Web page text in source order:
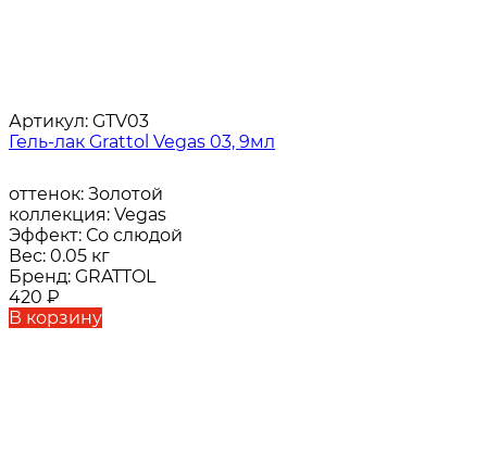
Артикул: GTV03
Гель-лак Grattol Vegas 03, 9мл
оттенок: Золотой
коллекция: Vegas
Эффект: Со слюдой
Вес: 0.05 кг
Бренд: GRATTOL
420 ₽
В корзину